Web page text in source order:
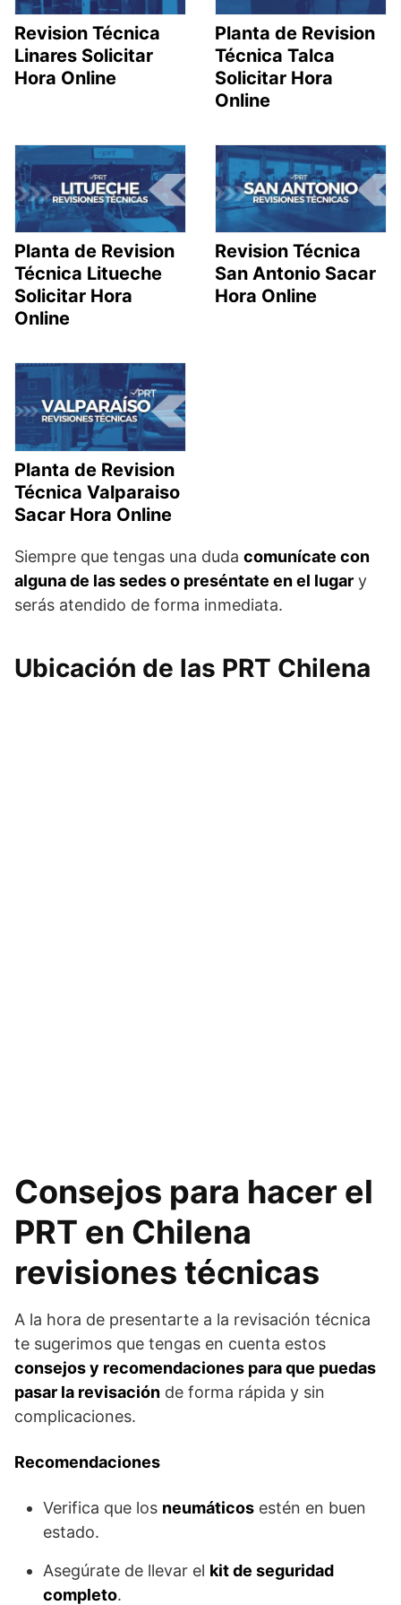
Revision Técnica
Linares Solicitar
Hora Online
Planta de Revision
Técnica Talca
Solicitar Hora
Online
Planta de Revision
Técnica Litueche
Solicitar Hora
Online
Revision Técnica
San Antonio Sacar
Hora Online
Planta de Revision
Técnica Valparaiso
Sacar Hora Online
Siempre que tengas una duda comunícate con
alguna de las sedes o preséntate en el lugar y
serás atendido de forma inmediata.
Ubicación de las PRT Chilena
Consejos para hacer el
PRT en Chilena
revisiones técnicas
A la hora de presentarte a la revisación técnica
te sugerimos que tengas en cuenta estos
consejos y recomendaciones para que puedas
pasar la revisación de forma rápida y sin
complicaciones.
Recomendaciones
Verifica que los neumáticos estén en buen
estado.
Asegúrate de llevar el kit de seguridad
completo.